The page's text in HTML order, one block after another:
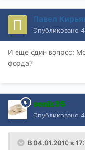
Павел
Опубликовано
И еще один вопрос:
форда?
sonik35
Опубликовано
В 04.01.2010 в